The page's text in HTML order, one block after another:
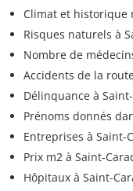
Climat et historique
Risques naturels à
Nombre de
Accidents de la
Délinquance à
Prénoms donnés
Entreprises à Saint-
Prix m2 à Saint-
Hôpitaux à Saint-